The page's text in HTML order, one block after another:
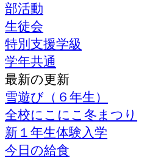
部活動
生徒会
特別支援学級
学年共通
最新の更新
雪遊び（６年生）
全校にこにこ冬まつり
新１年生体験入学
今日の給食